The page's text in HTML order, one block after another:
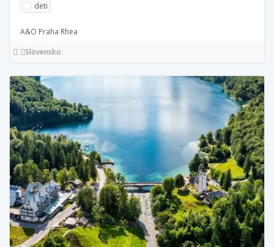
deti
A&O Praha Rhea
Slovensko